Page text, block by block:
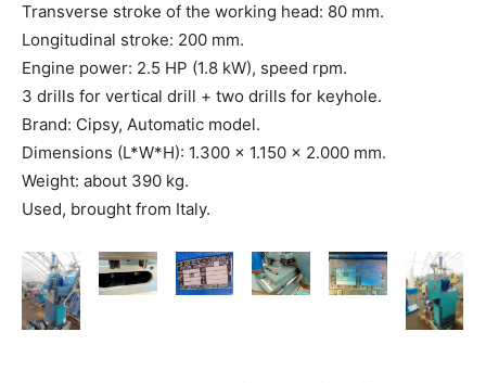
Transverse stroke of the working head: 80 mm.
Longitudinal stroke: 200 mm.
Engine power: 2.5 HP (1.8 kW), speed rpm.
3 drills for vertical drill + two drills for keyhole.
Brand: Cipsy, Automatic model.
Dimensions (L*W*H): 1.300 x 1.150 x 2.000 mm.
Weight: about 390 kg.
Used, brought from Italy.